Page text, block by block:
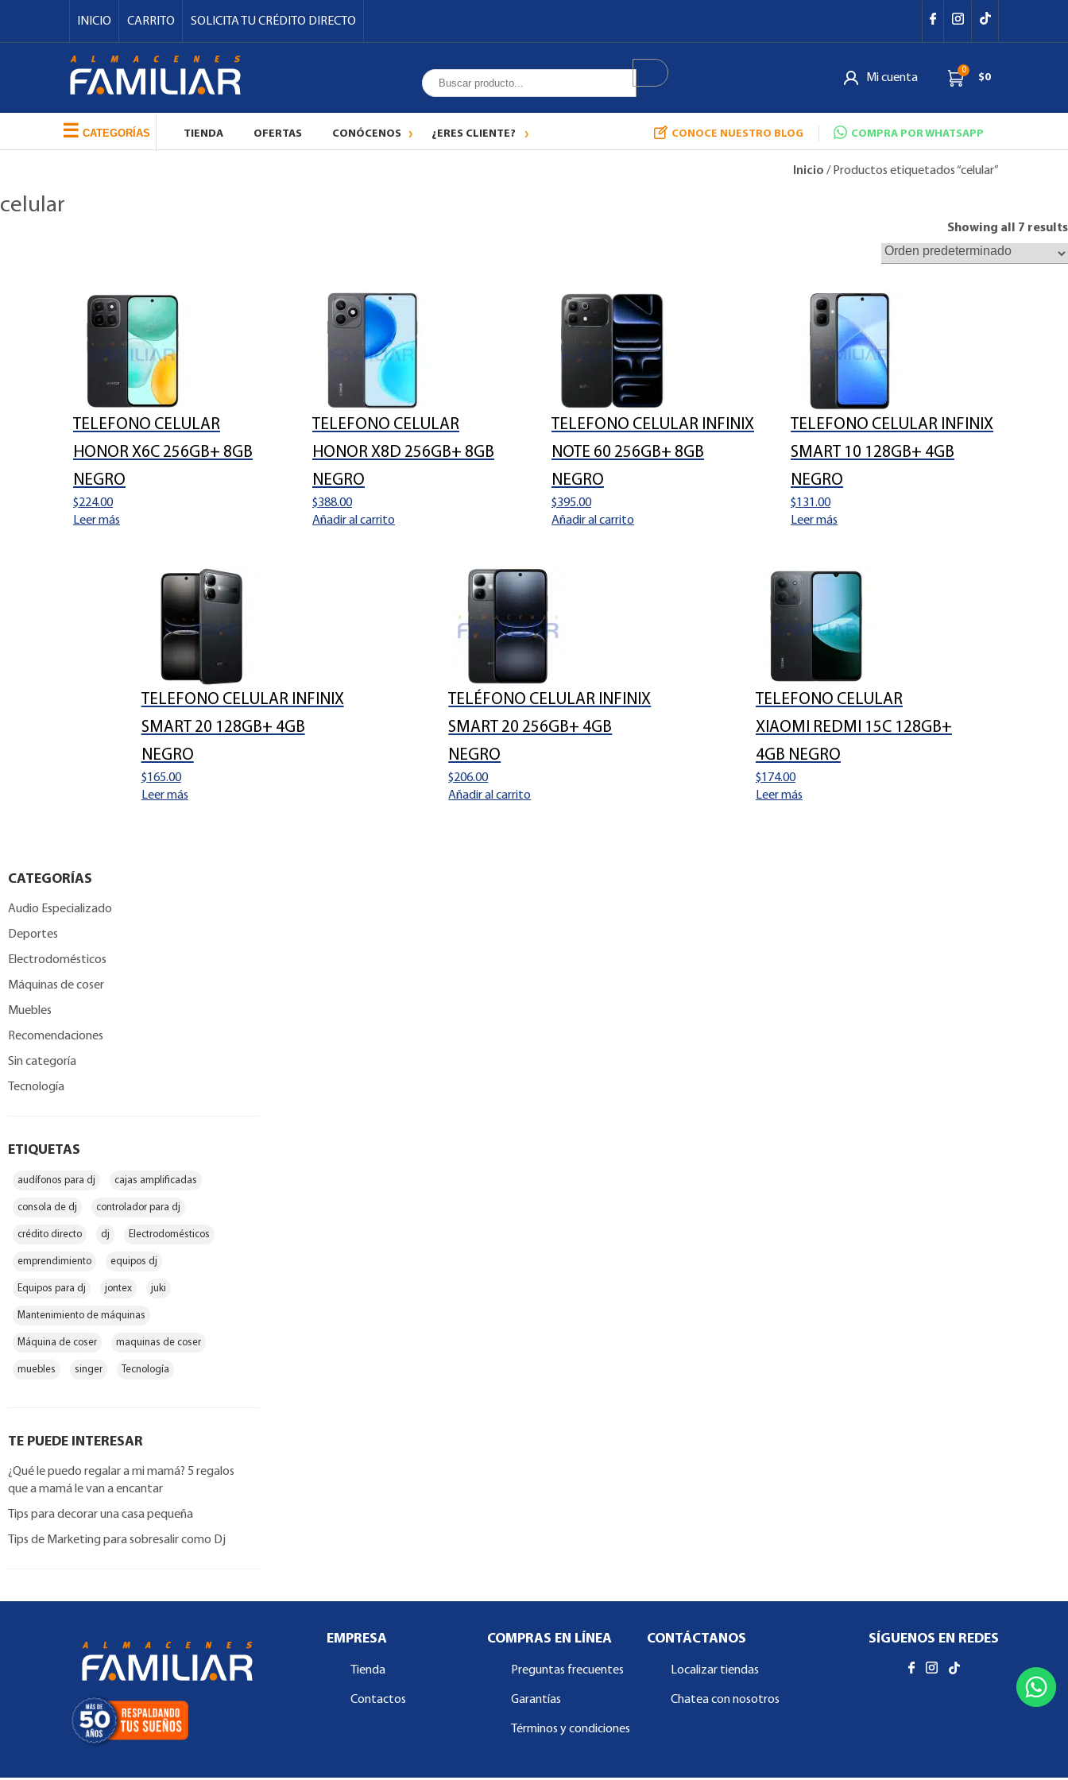
INICIO CARRITO SOLICITA TU CRÉDITO DIRECTO
Mi cuenta
0
$0
☰ CATEGORÍAS TIENDA OFERTAS CONÓCENOS ¿ERES CLIENTE? CONOCE NUESTRO BLOG COMPRA POR WHATSAPP
Inicio / Productos etiquetados “celular”
celular
Showing all 7 results
TELEFONO CELULAR
HONOR X6C 256GB+ 8GB
NEGRO
$224.00
Leer más
TELEFONO CELULAR
HONOR X8D 256GB+ 8GB
NEGRO
$388.00
Añadir al carrito
TELEFONO CELULAR INFINIX
NOTE 60 256GB+ 8GB
NEGRO
$395.00
Añadir al carrito
TELEFONO CELULAR INFINIX
SMART 10 128GB+ 4GB
NEGRO
$131.00
Leer más
TELEFONO CELULAR INFINIX
SMART 20 128GB+ 4GB
NEGRO
$165.00
Leer más
TELÉFONO CELULAR INFINIX
SMART 20 256GB+ 4GB
NEGRO
$206.00
Añadir al carrito
TELEFONO CELULAR
XIAOMI REDMI 15C 128GB+
4GB NEGRO
$174.00
Leer más
CATEGORÍAS
Audio Especializado
Deportes
Electrodomésticos
Máquinas de coser
Muebles
Recomendaciones
Sin categoría
Tecnología
ETIQUETAS
audífonos para dj cajas amplificadas
consola de dj controlador para dj
crédito directo dj Electrodomésticos
emprendimiento equipos dj
Equipos para dj jontex juki
Mantenimiento de máquinas
Máquina de coser maquinas de coser
muebles singer Tecnología
TE PUEDE INTERESAR
¿Qué le puedo regalar a mi mamá? 5 regalos
que a mamá le van a encantar
Tips para decorar una casa pequeña
Tips de Marketing para sobresalir como Dj
EMPRESA
Tienda
Contactos
COMPRAS EN LÍNEA
Preguntas frecuentes
Garantías
Términos y condiciones
CONTÁCTANOS
Localizar tiendas
Chatea con nosotros
SÍGUENOS EN REDES